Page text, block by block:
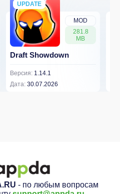
MOD
281.8
MB
UPDATE
NEW
Draft Showdown
Версия: 1.14.1
Дата: 30.07.2026
- по любым вопросам